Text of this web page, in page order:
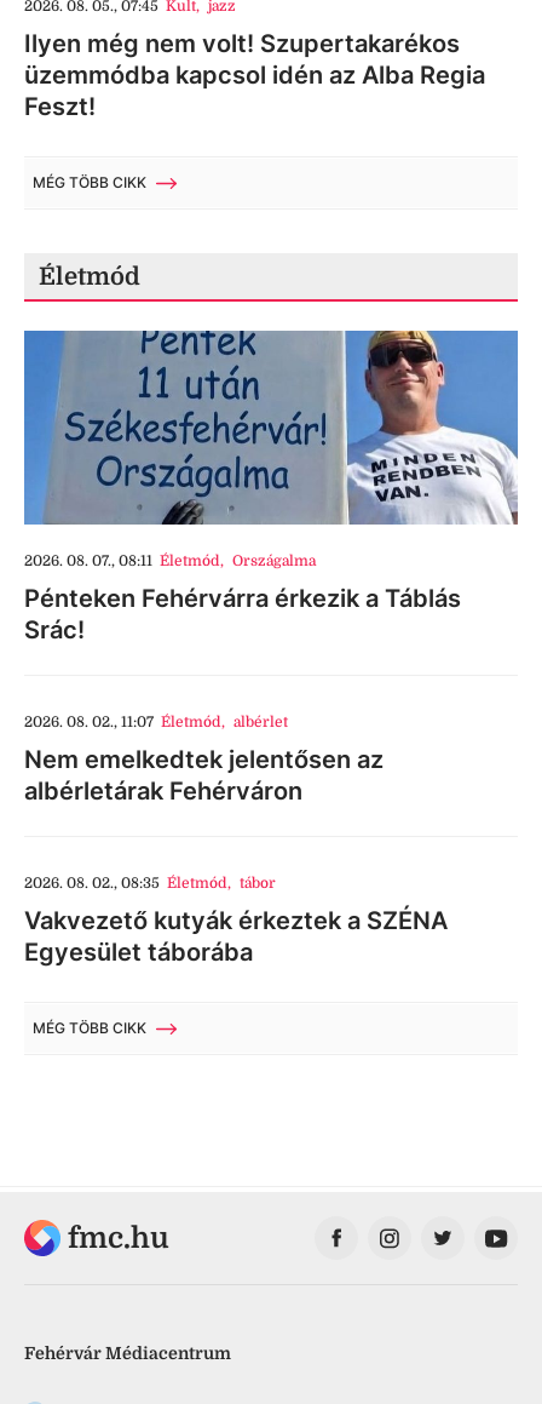
2026. 08. 05., 07:45 Kult, jazz
Ilyen még nem volt! Szupertakarékos
üzemmódba kapcsol idén az Alba Regia
Feszt!
MÉG TÖBB CIKK
Életmód
2026. 08. 07., 08:11 Életmód, Országalma
Pénteken Fehérvárra érkezik a Táblás
Srác!
2026. 08. 02., 11:07 Életmód, albérlet
Nem emelkedtek jelentősen az
albérletárak Fehérváron
2026. 08. 02., 08:35 Életmód, tábor
Vakvezető kutyák érkeztek a SZÉNA
Egyesület táborába
MÉG TÖBB CIKK
fmc.hu
Fehérvár Médiacentrum